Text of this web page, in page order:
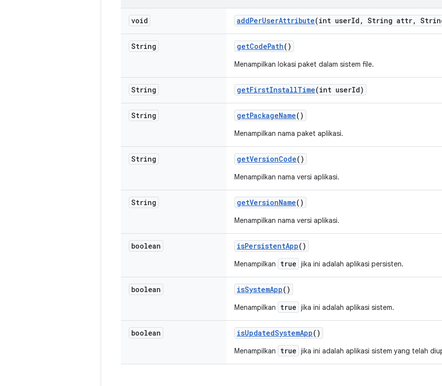
void addPerUserAttribute(int userId , String attr,
String getCodePath()
Menampilkan lokasi paket dalam sistem file.
String getFirstInstallTime(int userId)
String getPackageName()
Menampilkan nama paket aplikasi.
String getVersionCode()
Menampilkan nama versi aplikasi.
String getVersionName()
Menampilkan nama versi aplikasi.
boolean isPersistentApp()
Menampilkan true jika ini adalah aplikasi persisten.
boolean isSystemApp()
Menampilkan true jika ini adalah aplikasi sistem.
boolean isUpdatedSystemApp()
Menampilkan true jika ini adalah aplikasi sistem yang telah